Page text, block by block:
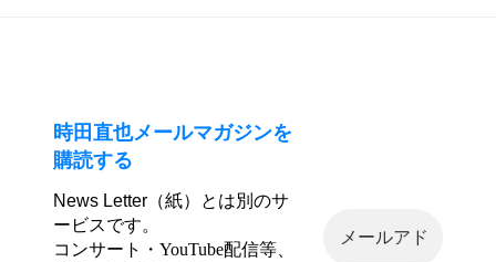
ン時田直也メールマガジンを
購読する
News Letter（紙）とは別のサ
ービスです。
コンサート・YouTube配信等、